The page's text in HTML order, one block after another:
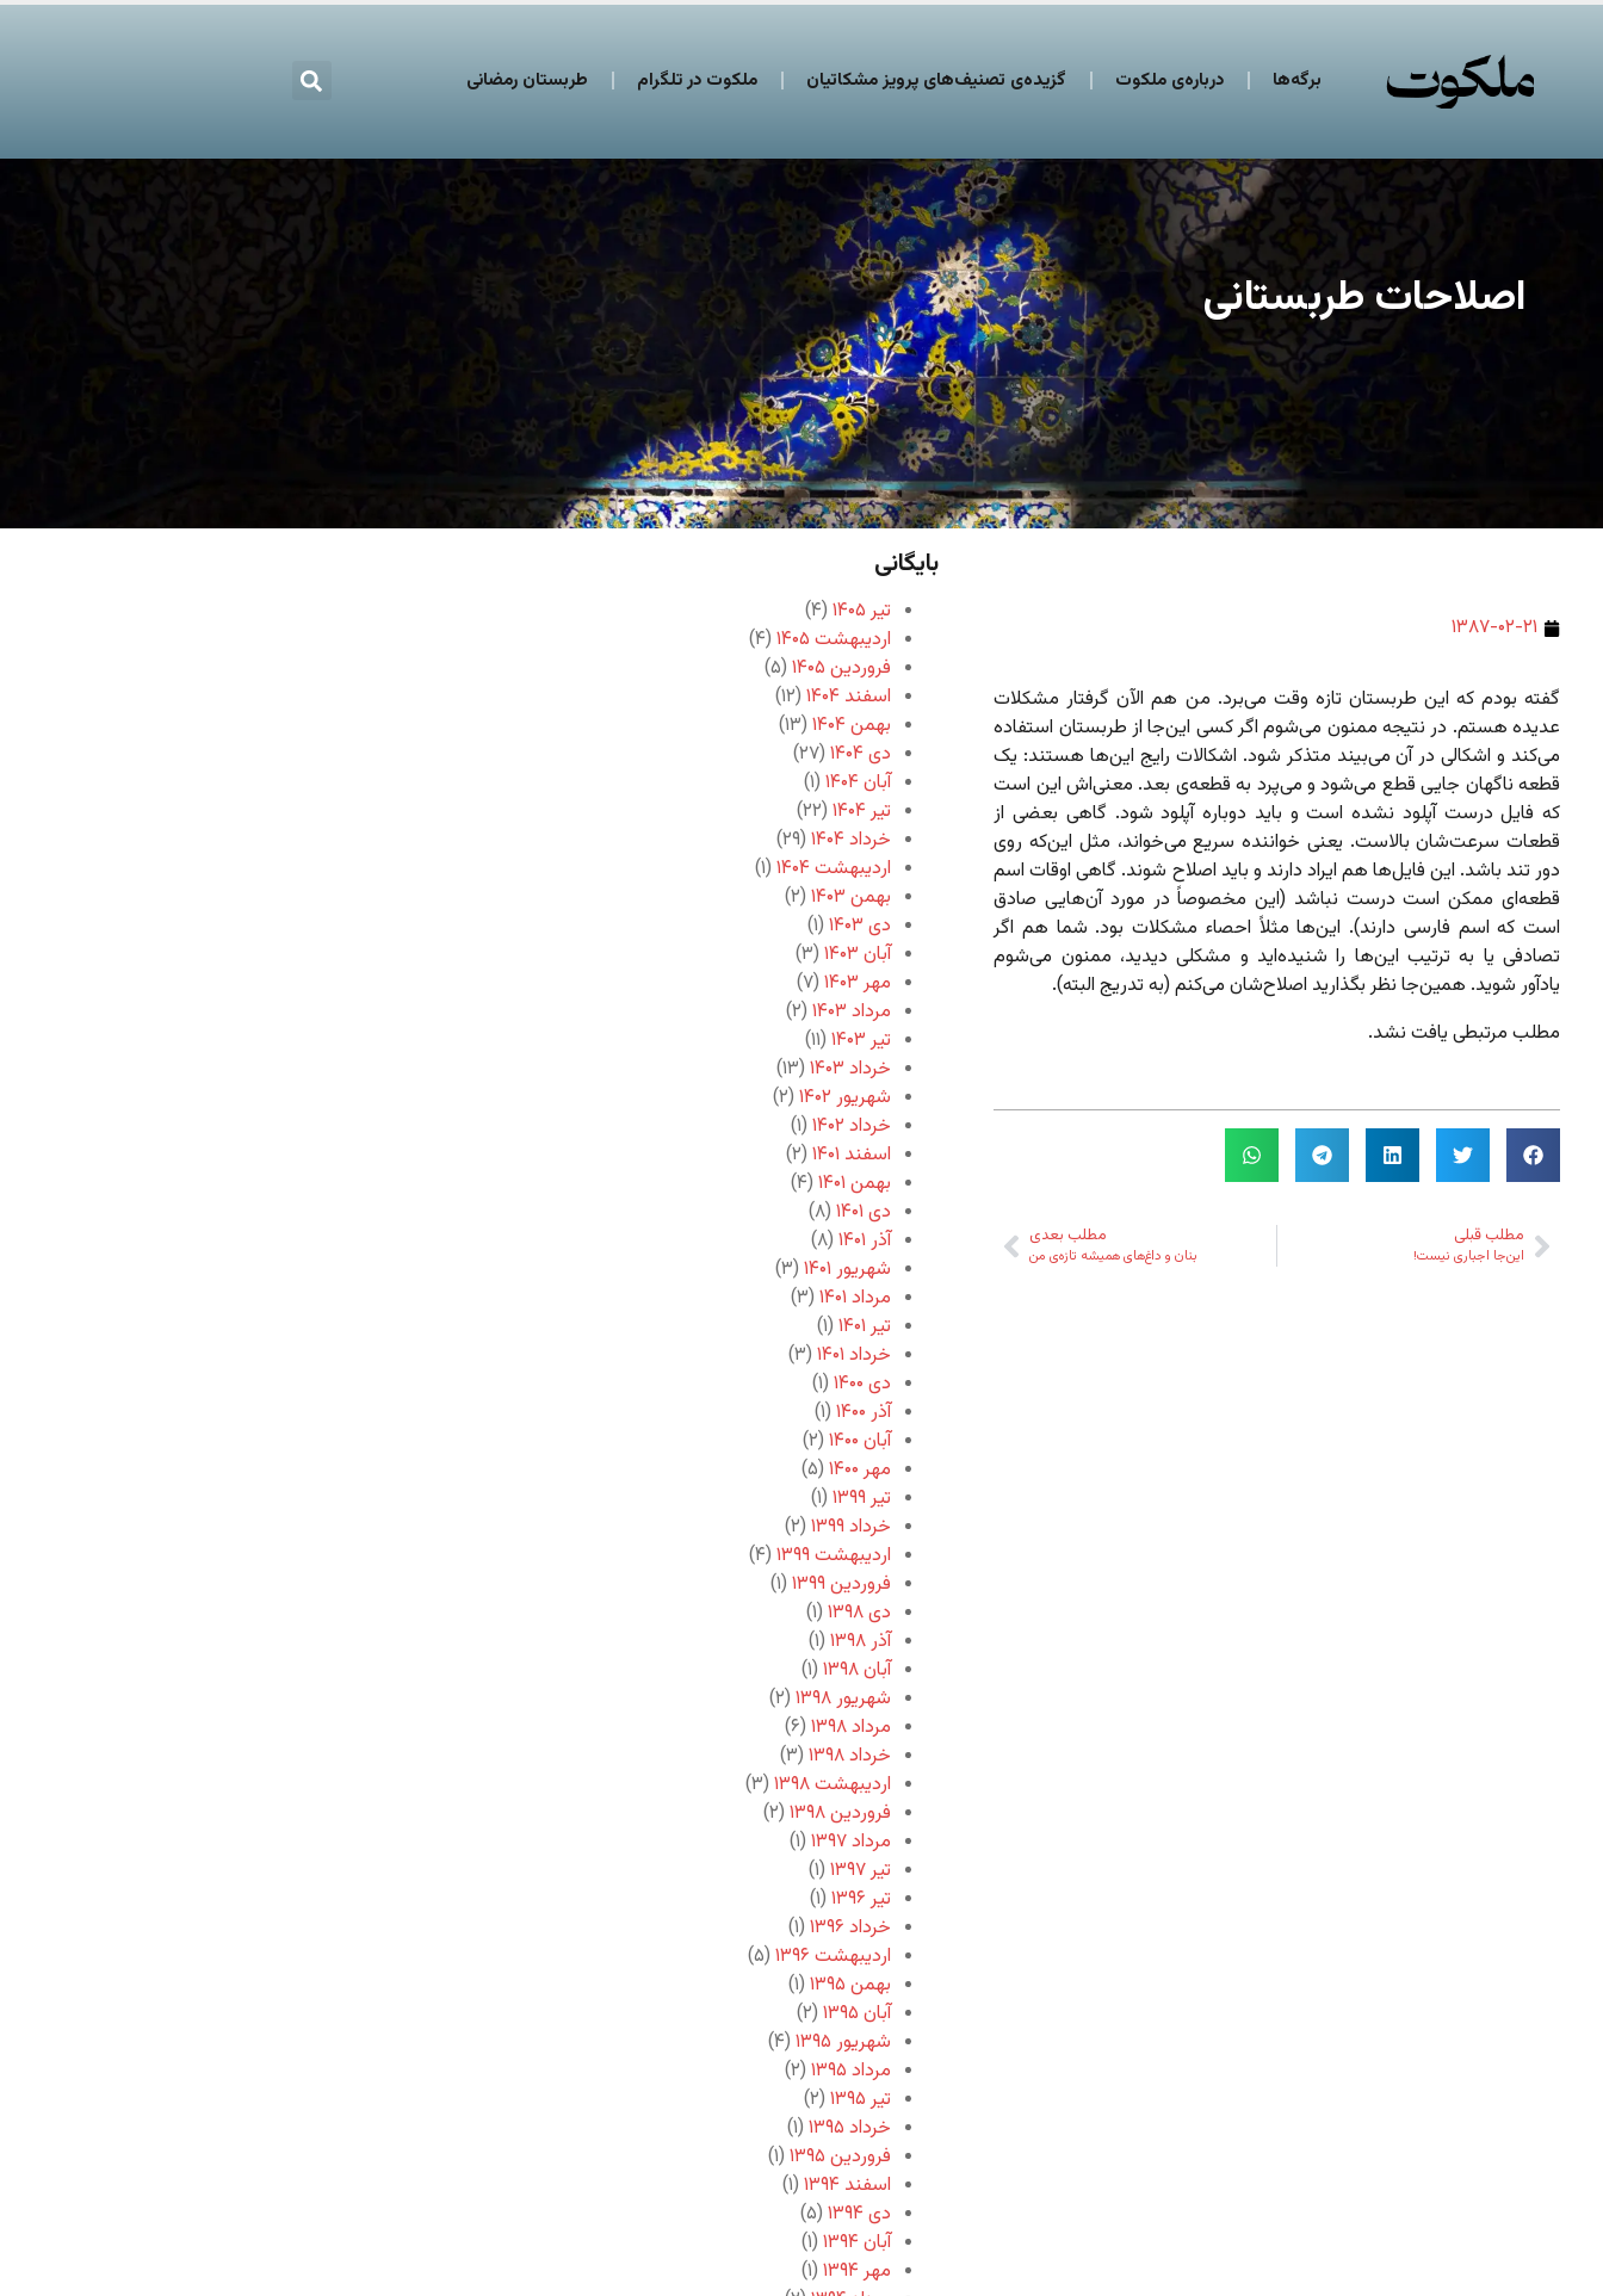
برگه‌ها درباره‌ی ملکوت گزیده‌ی تصنیف‌های پرویز مشکاتیان ملکوت در تلگرام طربستان رمضانی
اصلاحات طربستانی
۱۳۸۷-۰۲-۲۱
گفته بودم که این طربستان تازه وقت می‌برد. من هم الآن گرفتار مشکلات
عدیده هستم. در نتیجه ممنون می‌شوم اگر کسی این‌جا از طربستان استفاده
می‌کند و اشکالی در آن می‌بیند متذکر شود. اشکالات رایج این‌ها هستند: یک
قطعه ناگهان جایی قطع می‌شود و می‌پرد به قطعه‌ی بعد. معنی‌اش این است
که فایل درست آپلود نشده است و باید دوباره آپلود شود. گاهی بعضی از
قطعات سرعت‌شان بالاست. یعنی خواننده سریع می‌خواند، مثل این‌که روی
دور تند باشد. این فایل‌ها هم ایراد دارند و باید اصلاح شوند. گاهی اوقات اسم
قطعه‌ای ممکن است درست نباشد (این مخصوصاً در مورد آن‌هایی صادق
است که اسم فارسی دارند). این‌ها مثلاً احصاء مشکلات بود. شما هم اگر
تصادفی یا به ترتیب این‌ها را شنیده‌اید و مشکلی دیدید، ممنون می‌شوم
یادآور شوید. همین‌جا نظر بگذارید اصلاح‌شان می‌کنم (به تدریج البته).
مطلب مرتبطی یافت نشد.
مطلب قبلی
این‌جا اجباری نیست!
مطلب بعدی
بنان و داغ‌های همیشه‌ تازه‌ی من
بایگانی
تیر ۱۴۰۵
(۴)
اردیبهشت ۱۴۰۵
(۴)
فروردین ۱۴۰۵
(۵)
اسفند ۱۴۰۴
(۱۲)
بهمن ۱۴۰۴
(۱۳)
دی ۱۴۰۴
(۲۷)
آبان ۱۴۰۴
(۱)
تیر ۱۴۰۴
(۲۲)
خرداد ۱۴۰۴
(۲۹)
اردیبهشت ۱۴۰۴
(۱)
بهمن ۱۴۰۳
(۲)
دی ۱۴۰۳
(۱)
آبان ۱۴۰۳
(۳)
مهر ۱۴۰۳
(۷)
مرداد ۱۴۰۳
(۲)
تیر ۱۴۰۳
(۱۱)
خرداد ۱۴۰۳
(۱۳)
شهریور ۱۴۰۲
(۲)
خرداد ۱۴۰۲
(۱)
اسفند ۱۴۰۱
(۲)
بهمن ۱۴۰۱
(۴)
دی ۱۴۰۱
(۸)
آذر ۱۴۰۱
(۸)
شهریور ۱۴۰۱
(۳)
مرداد ۱۴۰۱
(۳)
تیر ۱۴۰۱
(۱)
خرداد ۱۴۰۱
(۳)
دی ۱۴۰۰
(۱)
آذر ۱۴۰۰
(۱)
آبان ۱۴۰۰
(۲)
مهر ۱۴۰۰
(۵)
تیر ۱۳۹۹
(۱)
خرداد ۱۳۹۹
(۲)
اردیبهشت ۱۳۹۹
(۴)
فروردین ۱۳۹۹
(۱)
دی ۱۳۹۸
(۱)
آذر ۱۳۹۸
(۱)
آبان ۱۳۹۸
(۱)
شهریور ۱۳۹۸
(۲)
مرداد ۱۳۹۸
(۶)
خرداد ۱۳۹۸
(۳)
اردیبهشت ۱۳۹۸
(۳)
فروردین ۱۳۹۸
(۲)
مرداد ۱۳۹۷
(۱)
تیر ۱۳۹۷
(۱)
تیر ۱۳۹۶
(۱)
خرداد ۱۳۹۶
(۱)
اردیبهشت ۱۳۹۶
(۵)
بهمن ۱۳۹۵
(۱)
آبان ۱۳۹۵
(۲)
شهریور ۱۳۹۵
(۴)
مرداد ۱۳۹۵
(۲)
تیر ۱۳۹۵
(۲)
خرداد ۱۳۹۵
(۱)
فروردین ۱۳۹۵
(۱)
اسفند ۱۳۹۴
(۱)
دی ۱۳۹۴
(۵)
آبان ۱۳۹۴
(۱)
مهر ۱۳۹۴
(۱)